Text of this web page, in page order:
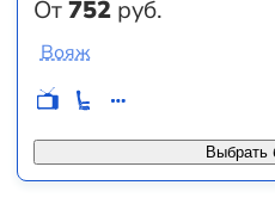
От752 руб.
Выбрать
Вояж